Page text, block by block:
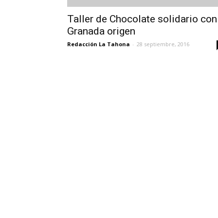
Taller de Chocolate solidario con
Granada origen
Redacción La Tahona - 28 septiembre, 2016